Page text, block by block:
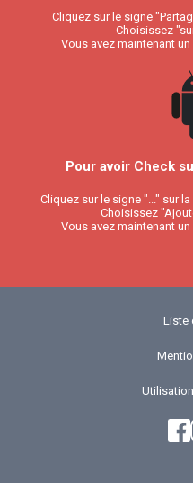
Cliquez sur le signe
Choisissez
Vous avez maintenant
Pour avoir Check
Cliquez sur le signe "..." sur
Choisissez
Vous avez maintenant
Liste